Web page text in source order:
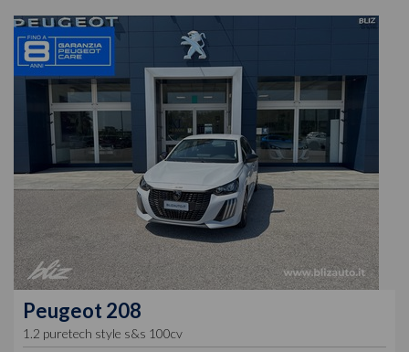
Peugeot 208
1.2 puretech style s&s 100cv